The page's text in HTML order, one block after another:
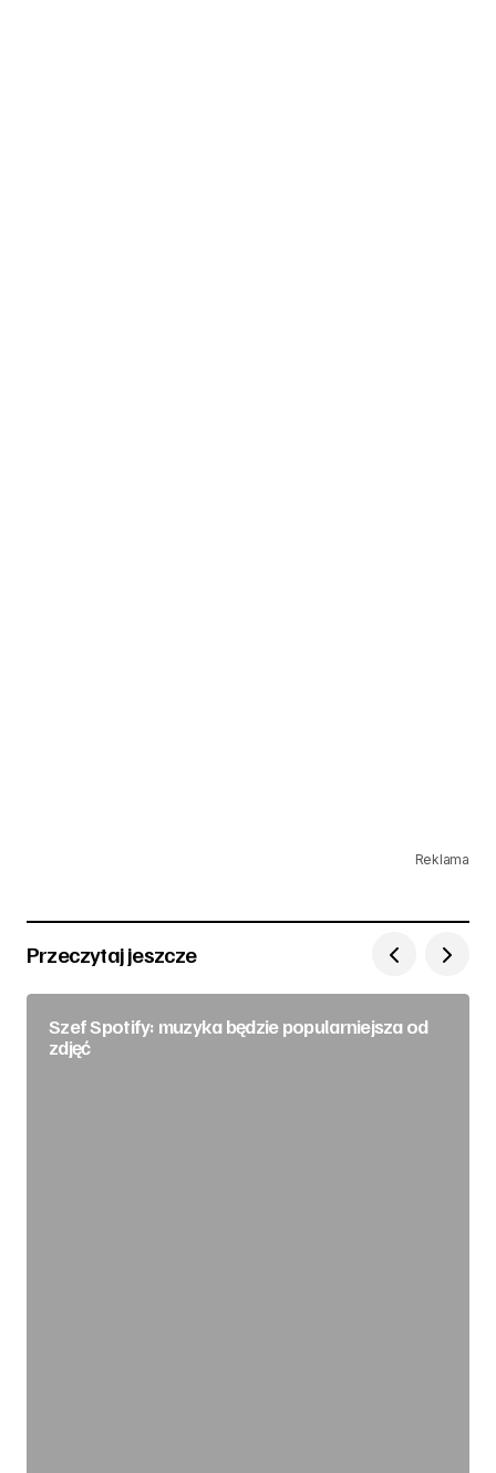
Reklama
Przeczytaj jeszcze
Szef Spotify: muzyka będzie popularniejsza od
zdjęć